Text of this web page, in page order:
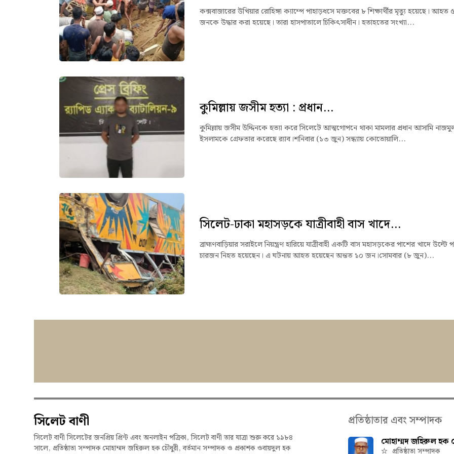
কক্সবাজারের উখিয়ার রোহিঙ্গা ক্যাম্পে পাহাড়ধসে মক্তবের ৮ শিক্ষার্থীর মৃত্যু হয়েছে। আহত
জনকে উদ্ধার করা হয়েছে। তারা হাসপাতালে চিকিৎসাধীন। হতাহতের সংখ্যা...
কুমিল্লায় জসীম হত্যা : প্রধান...
কুমিল্লায় জসীম উদ্দিনকে হত্যা করে সিলেটে আত্মগোপনে থাকা মামলার প্রধান আসামি
ইসলামকে গ্রেফতার করেছে র‌্যাব।শনিবার (১৩ জুন) সন্ধ্যায় কোতোয়ালি...
সিলেট-ঢাকা মহাসড়কে যাত্রীবাহী বাস খাদে...
ব্রাহ্মণবাড়িয়ার সরাইলে নিয়ন্ত্রণ হারিয়ে যাত্রীবাহী একটি বাস মহাসড়কের পাশের খাদে উল্টে
চারজন নিহত হয়েছেন। এ ঘটনায় আহত হয়েছেন অন্তত ১০ জন।সোমবার (৮ জুন)...
সিলেট বাণী
সিলেট বাণী সিলেটের জনপ্রিয় প্রিন্ট এবং অনলাইন পত্রিকা, সিলেট বাণী তার যাত্রা শুরু করে ১৯৮৪
সালে, প্রতিষ্ঠাতা সম্পাদক মোহাম্মদ জহিরুল হক চৌধুরী, বর্তমান সম্পাদক ও প্রকাশক ওবায়দুল হক
প্রতিষ্ঠাতার এবং সম্পাদক
মোহাম্মদ জহিরুল হক
প্রতিষ্ঠাতা সম্পাদক